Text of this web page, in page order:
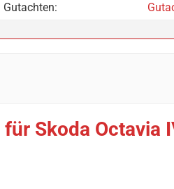
Gutachten:
Skoda Octavia